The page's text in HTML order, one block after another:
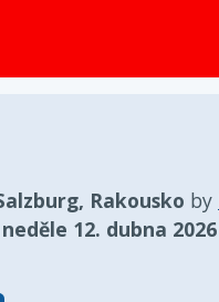
Rakousko by
neděle 12. dubna 2026